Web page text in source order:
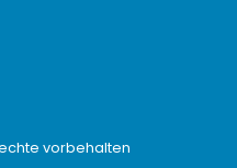
vorbehalten